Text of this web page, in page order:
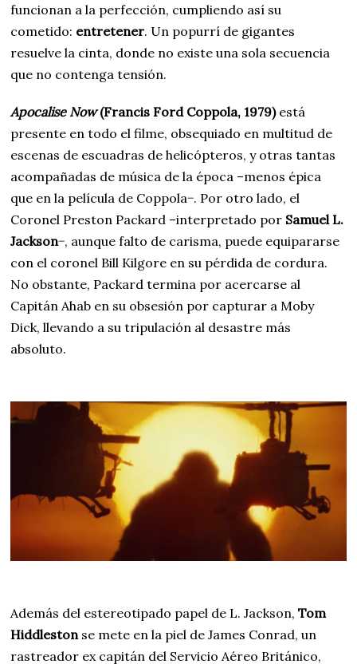
funcionan a la perfección, cumpliendo así su
cometido: entretener. Un popurrí de gigantes
resuelve la cinta, donde no existe una sola secuencia
que no contenga tensión.
Apocalise Now(Francis Ford Coppola, 1979)está
presente en todo el filme, obsequiado en multitud de
escenas de escuadras de helicópteros, y otras tantas
acompañadas de música de la época –menos épica
que en la película de Coppola−. Por otro lado, el
Coronel Preston Packard –interpretado por Samuel L.
Jackson−, aunque falto de carisma, puede equipararse
con el coronel Bill Kilgore en su pérdida de cordura.
No obstante, Packard termina por acercarse al
Capitán Ahab en su obsesión por capturar a Moby
Dick, llevando a su tripulación al desastre más
absoluto.
Además del estereotipado papel de L. Jackson, Tom
Hiddleston se mete en la piel de James Conrad, un
rastreador ex capitán del Servicio Aéreo Británico,